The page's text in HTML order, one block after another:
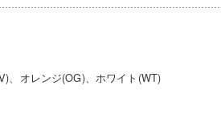
、オレンジ(OG)、ホワイト(WT)